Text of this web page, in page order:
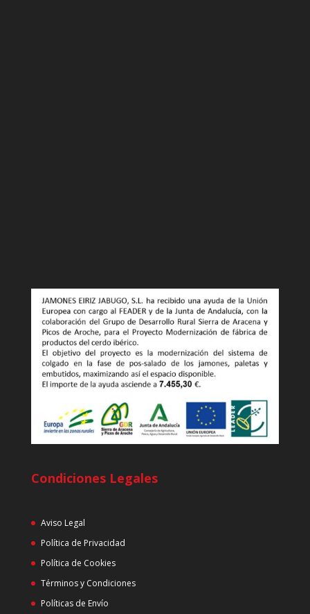
Condiciones Legales
Aviso Legal
Política de Privacidad
Política de Cookies
Términos y Condiciones
Políticas de Envío